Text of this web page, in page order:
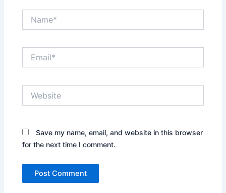
Save my name, email, and website in this browser
for the next time I comment.